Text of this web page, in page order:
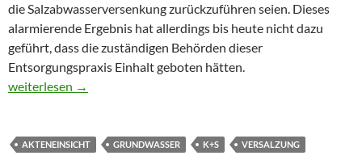
die Salzabwasserversenkung zurückzuführen seien. Dieses
alarmierende Ergebnis hat allerdings bis heute nicht dazu
geführt, dass die zuständigen Behörden dieser
Entsorgungspraxis Einhalt geboten hätten.
Verklappung von Bergbau-Abwässern: Anzeige gegen
weiterlesen →
AKTENEINSICHT GRUNDWASSER K+S VERSALZUNG